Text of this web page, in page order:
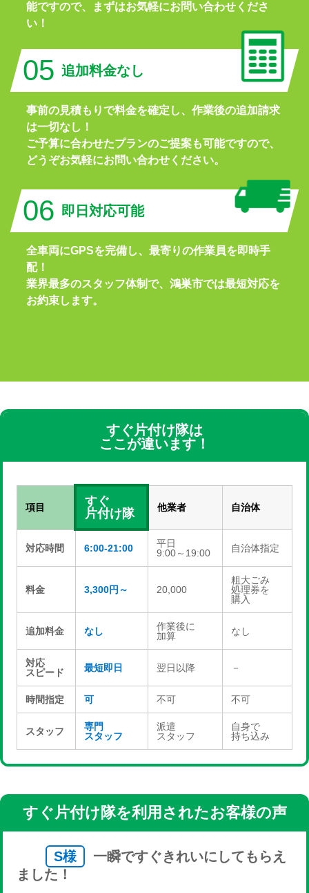
能ですので、まずはお気軽にお問い合わせくださ
い！
05 追加料金なし
事前の見積もりで料金を確定し、作業後の追加請求
は一切なし！
ご予算に合わせたプランのご提案も可能ですので、
どうぞお気軽にお問い合わせください。
06 即日対応可能
全車両にGPSを完備し、最寄りの作業員を即時手
配！
業界最多のスタッフ体制で、鴻巣市では最短対応を
お約束します。
すぐ片付け隊は
ここが違います！
項目
すぐ
片付け隊
他業者 自治体
対応時間 6:00-21:00
平日
9:00～19:00
自治体指定
料金 3,300円～ 20,000
粗大ごみ
処理券を
購入
追加料金 なし
作業後に
加算
なし
対応
スピード
最短即日 翌日以降 －
時間指定 可 不可 不可
スタッフ
専門
スタッフ
派遣
スタッフ
自身で
持ち込み
すぐ片付け隊を利用されたお客様の声
S様
一瞬ですぐきれいにしてもらえ
ました！